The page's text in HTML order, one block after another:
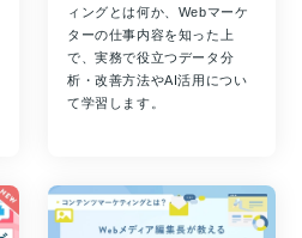
ィングとは何か、Webマーケ
ターの仕事内容を知った上
で、実務で役立つデータ分
析・改善方法やAI活用につい
て学習します。